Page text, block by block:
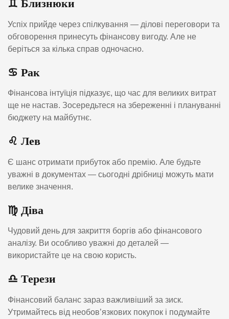
♊️ Близнюки
Успіх прийде через спілкування — ділові переговори та
обговорення принесуть фінансову вигоду. Але не
беріться за кілька справ одночасно.
♋️ Рак
Фінансова інтуїція підказує, що час для великих витрат
ще не настав. Зосередьтеся на збереженні і плануванні
бюджету на майбутнє.
♌️ Лев
Є шанс отримати прибуток або премію. Але будьте
уважні в документах — сьогодні дрібниці можуть мати
велике значення.
♍️ Діва
Чудовий день для закриття боргів або фінансового
аналізу. Ви особливо уважні до деталей —
використайте це на свою користь.
♎️ Терези
Фінансовий баланс зараз важливіший за зиск.
Утримайтесь від необов’язкових покупок і подумайте